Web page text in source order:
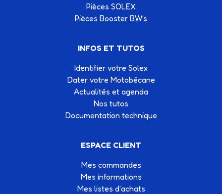
Pièces SOLEX
Pièces Booster BW's
INFOS ET TUTOS
Identifier votre Solex
Dater votre Motobécane
Actualités et agenda
Nos tutos
Documentation technique
ESPACE CLIENT
Mes commandes
Mes informations
Mes listes d'achats